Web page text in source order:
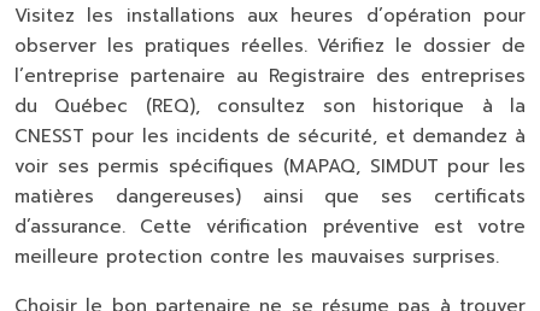
Visitez les installations aux heures d’opération pour
observer les pratiques réelles. Vérifiez le dossier de
l’entreprise partenaire au Registraire des entreprises
du Québec (REQ), consultez son historique à la
CNESST pour les incidents de sécurité, et demandez à
voir ses permis spécifiques (MAPAQ, SIMDUT pour les
matières dangereuses) ainsi que ses certificats
d’assurance. Cette vérification préventive est votre
meilleure protection contre les mauvaises surprises.